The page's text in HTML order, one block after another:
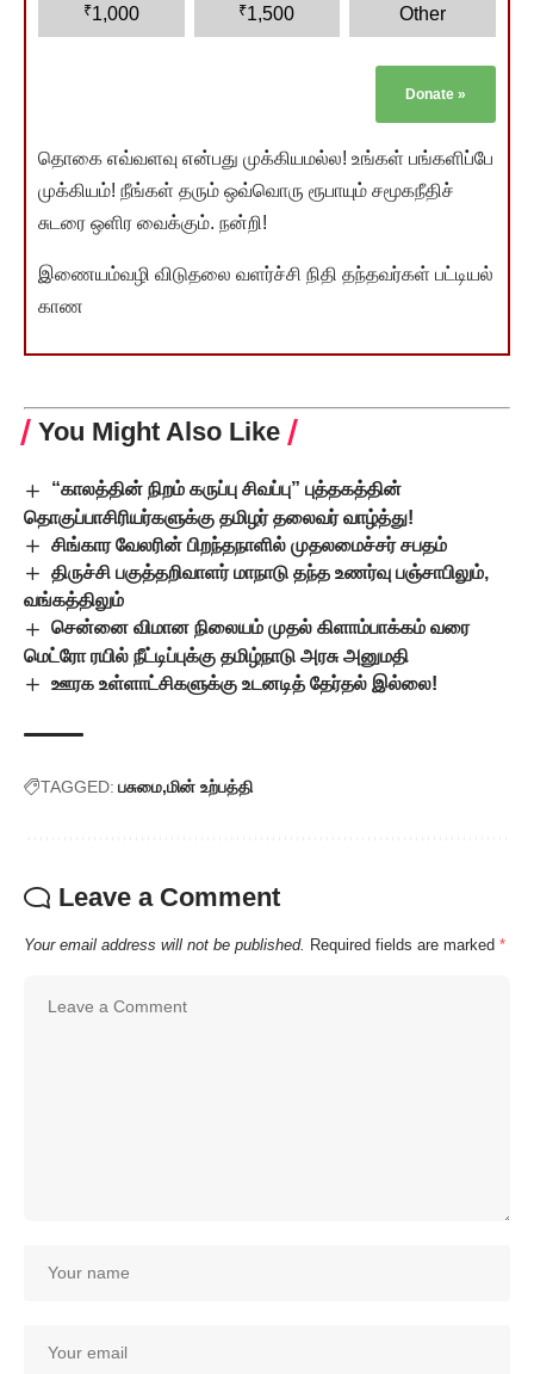
₹1,000 ₹1,500 Other
Donate »
தொகை எவ்வளவு என்பது முக்கியமல்ல! உங்கள் பங்களிப்பே
முக்கியம்! நீங்கள் தரும் ஒவ்வொரு ரூபாயும் சமூகநீதிச்
சுடரை ஒளிர வைக்கும். நன்றி!
இணையம்வழி விடுதலை வளர்ச்சி நிதி தந்தவர்கள் பட்டியல்
காண
You Might Also Like
“காலத்தின் நிறம் கருப்பு சிவப்பு” புத்தகத்தின்
தொகுப்பாசிரியர்களுக்கு தமிழர் தலைவர் வாழ்த்து!
சிங்கார வேலரின் பிறந்தநாளில் முதலமைச்சர் சபதம்
திருச்சி பகுத்தறிவாளர் மாநாடு தந்த உணர்வு பஞ்சாபிலும்,
வங்கத்திலும்
சென்னை விமான நிலையம் முதல் கிளாம்பாக்கம் வரை
மெட்ரோ ரயில் நீட்டிப்புக்கு தமிழ்நாடு அரசு அனுமதி
ஊரக உள்ளாட்சிகளுக்கு உடனடித் தேர்தல் இல்லை!
TAGGED: பசுமை மின் உற்பத்தி
Leave a Comment
Your email address will not be published. Required fields are marked *